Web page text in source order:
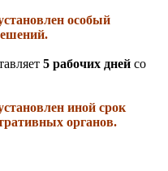
особый
5 рабочих дней со
иной срок
органов.